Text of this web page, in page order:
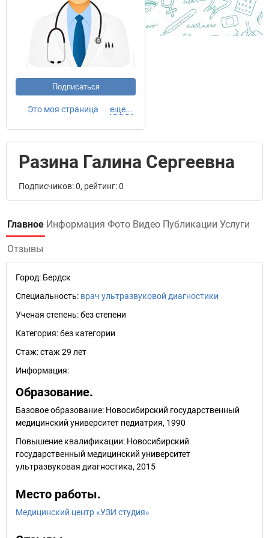
Подписаться
Это моя страница еще...
Разина Галина Сергеевна
Подписчиков: 0, рейтинг: 0
Главное Информация Фото Видео Публикации Услуги
Отзывы
Город: Бердск
Специальность: врач ультразвуковой диагностики
Ученая степень:без степени
Категория:без категории
Стаж:стаж 29 лет
Информация:
Образование.
Базовое образование: Новосибирский государственный
медицинский университет педиатрия, 1990
Повышение квалификации: Новосибирский
государственный медицинский университет
ультразвуковая диагностика, 2015
Место работы.
Медицинский центр «УЗИ студия»